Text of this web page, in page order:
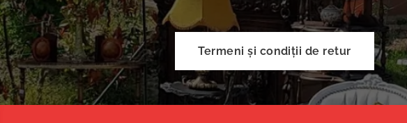
Termeni și condiții de retur